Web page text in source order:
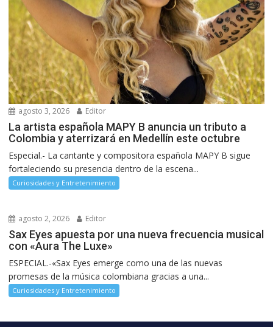
agosto 3, 2026 Editor
La artista española MAPY B anuncia un tributo a
Colombia y aterrizará en Medellín este octubre
Especial.- La cantante y compositora española MAPY B sigue
fortaleciendo su presencia dentro de la escena...
Curiosidades y Entretenimiento
agosto 2, 2026 Editor
Sax Eyes apuesta por una nueva frecuencia musical
con «Aura The Luxe»
ESPECIAL.-«Sax Eyes emerge como una de las nuevas
promesas de la música colombiana gracias a una...
Curiosidades y Entretenimiento